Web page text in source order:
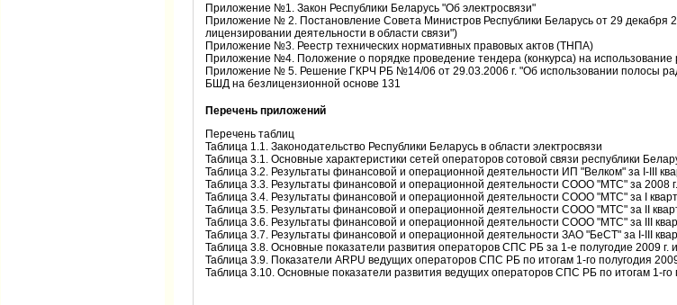
Приложение №1. Закон Республики Беларусь "Об электросвязи"
Приложение № 2. Постановление Совета Министров Республики Беларусь от 29
лицензировании деятельности в области связи")
Приложение №3. Реестр технических нормативных правовых актов (ТНПА)
Приложение №4. Положение о порядке проведение тендера (конкурса) на использование
Приложение № 5. Решение ГКРЧ РБ №14/06 от 29.03.2006 г. "Об использовании полосы
БШД на безлицензионной основе 131
Перечень приложений
Перечень таблиц
Таблица 1.1. Законодательство Республики Беларусь в области электросвязи
Таблица 3.1. Основные характеристики сетей операторов сотовой связи республики
Таблица 3.2. Результаты финансовой и операционной деятельности ИП "Велком" за I-III
Таблица 3.3. Результаты финансовой и операционной деятельности СООО "МТС" за 2008 г.
Таблица 3.4. Результаты финансовой и операционной деятельности СООО "МТС" за I
Таблица 3.5. Результаты финансовой и операционной деятельности СООО "МТС" за II
Таблица 3.6. Результаты финансовой и операционной деятельности СООО "МТС" за III
Таблица 3.7. Результаты финансовой и операционной деятельности ЗАО "БеСТ" за I-III
Таблица 3.8. Основные показатели развития операторов СПС РБ за 1-е полугодие 2009 г.
Таблица 3.9. Показатели ARPU ведущих операторов СПС РБ по итогам 1-го полугодия
Таблица 3.10. Основные показатели развития ведущих операторов СПС РБ по итогам 1-го